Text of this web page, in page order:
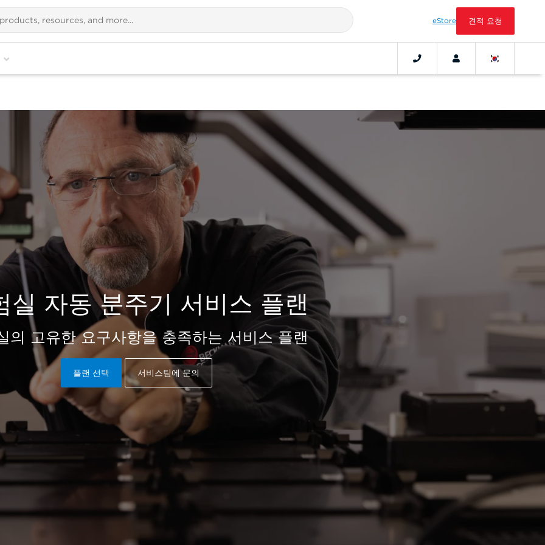
eStore 견적 요청
실 자동 분주기 서비스 플랜
의 고유한 요구사항을 충족하는 서비스 플랜
플랜 선택 서비스팀에 문의